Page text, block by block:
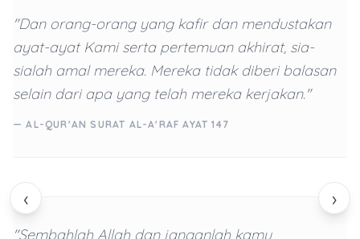
‹ ›
"Dan orang-orang yang kafir dan mendustakan
ayat-ayat Kami serta pertemuan akhirat, sia-
sialah amal mereka. Mereka tidak diberi balasan
selain dari apa yang telah mereka kerjakan."
— AL-QUR'AN SURAT AL-A'RAF AYAT 147
"Sembahlah Allah dan janganlah kamu